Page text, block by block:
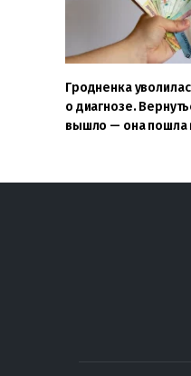
Гродненка
о диагнозе.
вышло — она пошла